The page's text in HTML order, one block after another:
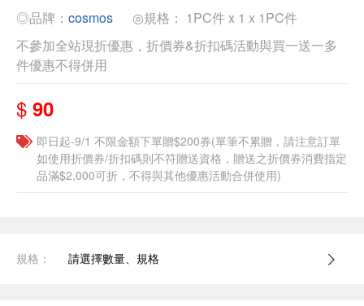
◎品牌： cosmos
◎規格： 1PC件 x 1 x 1PC件
不參加全站現折優惠，折價券&折扣碼活動與買一送一多
件優惠不得併用
$ 90
即日起-9/1 不限金額下單贈$200券(單筆不累贈，請注意訂單
如使用折價券/折扣碼則不符贈送資格，贈送之折價券消費指定
品滿$2,000可折，不得與其他優惠活動合併使用)
規格： 請選擇數量、規格